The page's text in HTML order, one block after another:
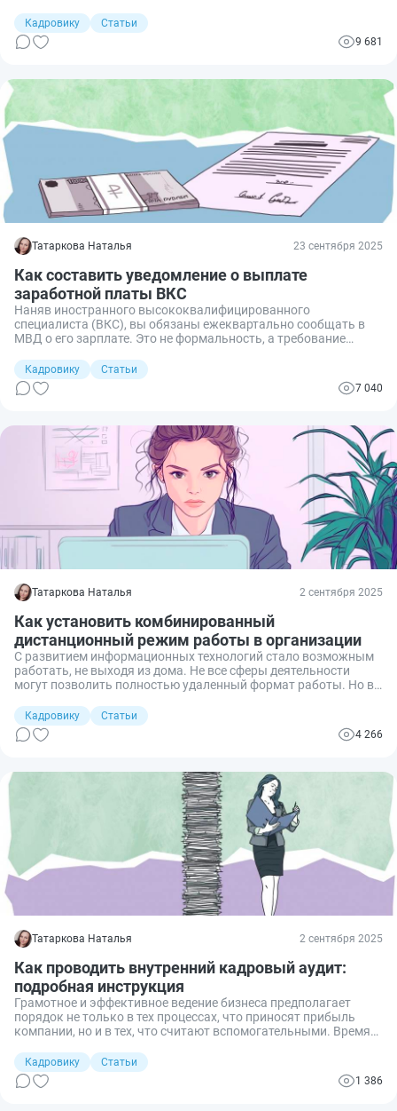
работодателя, не подавшего его.
Кадровику
Статьи
9 681
Татаркова Наталья 23 сентября 2025
Как составить уведомление о выплате
заработной платы ВКС
Наняв иностранного высококвалифицированного
специалиста (ВКС), вы обязаны ежеквартально сообщать в
МВД о его зарплате. Это не формальность, а требование
штрафы. Я подготовила инструкцию, как правильно
заполнить и подать уведомление по ВКС, чтобы избежать
санкций.
Кадровику
Статьи
7 040
Татаркова Наталья 2 сентября 2025
Как установить комбинированный
дистанционный режим работы в организации
С развитием информационных технологий стало возможным
работать, не выходя из дома. Не все сферы деятельности
могут позволить полностью удаленный формат работы. Но в
сотрудника на рабочем месте, устанавливают
комбинированный дистанционный режим работы.
Поговорим, что это такое, как его установить и прописать в
Кадровику
Статьи
4 266
Татаркова Наталья 2 сентября 2025
Как проводить внутренний кадровый аудит:
подробная инструкция
Грамотное и эффективное ведение бизнеса предполагает
порядок не только в тех процессах, что приносят прибыль
компании, но и в тех, что считают вспомогательными. Время
проводить аудит, в том числе и кадровый. Поговорим, что
входит в его цели и задачи, какие методы использовать и как
оформить результат.
Кадровику
Статьи
1 386